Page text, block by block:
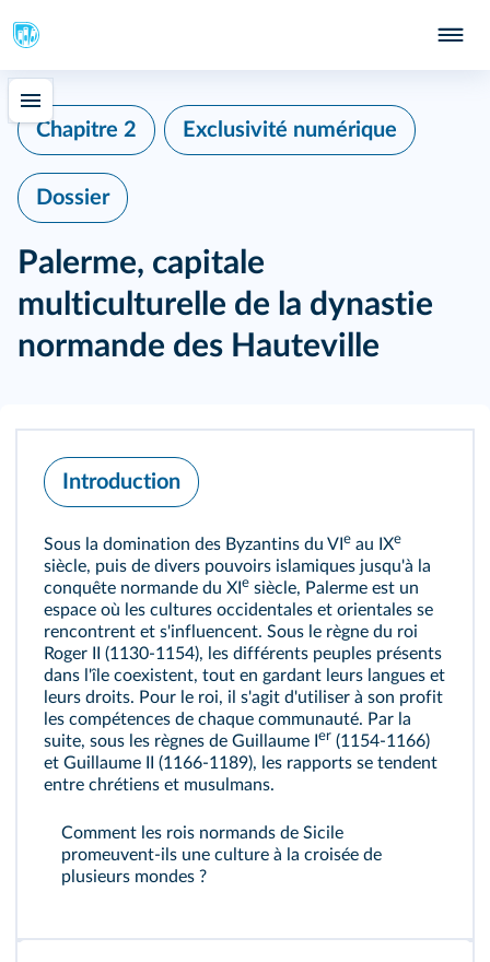
Chapitre 2 Exclusivité numérique
Dossier
Palerme, capitale
multiculturelle de la dynastie
normande des Hauteville
Introduction
Sous la domination des Byzantins du VI e au IXe
siècle, puis de divers pouvoirs islamiques jusqu'à la
conquête normande du XI e siècle, Palerme est un
espace où les cultures occidentales et orientales se
rencontrent et s'influencent. Sous le règne du roi
Roger II (1130-1154), les différents peuples présents
dans l'île coexistent, tout en gardant leurs langues et
leurs droits. Pour le roi, il s'agit d'utiliser à son profit
les compétences de chaque communauté. Par la
suite, sous les règnes de Guillaume I er (1154-1166)
et Guillaume II (1166-1189), les rapports se tendent
entre chrétiens et musulmans.
Comment les rois normands de Sicile
promeuvent-ils une culture à la croisée de
plusieurs mondes ?